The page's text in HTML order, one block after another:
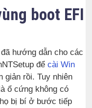
boot EFI
hướng dẫn cho các
đểcài Win
giản rồi. Tuy nhiên
ổ cứng không có
bị bí ở bước tiếp